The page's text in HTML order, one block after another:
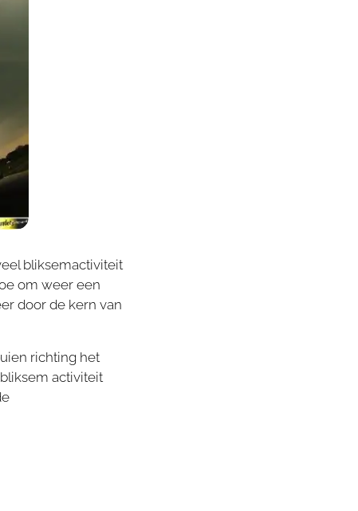
bliksemactiviteit
om weer een
door de kern van
richting het
activiteit